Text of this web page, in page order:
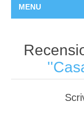
MENU